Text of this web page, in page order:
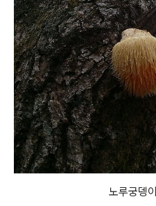
노루궁뎅